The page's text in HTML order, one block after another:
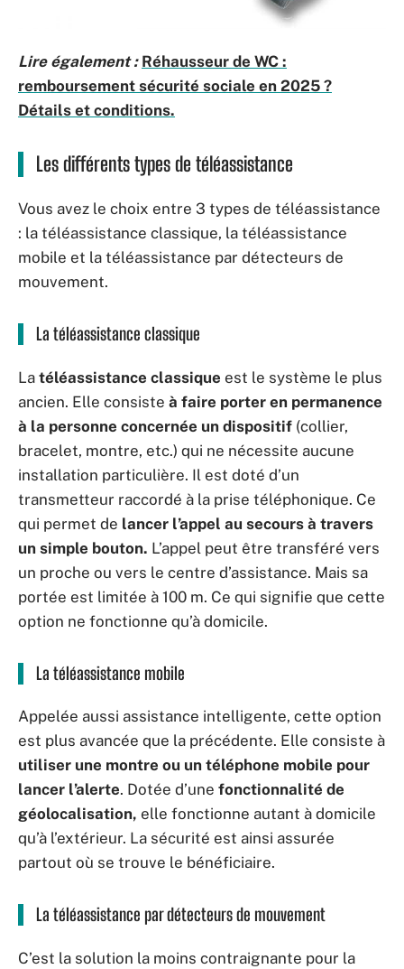
Lire également : Réhausseur de WC :
remboursement sécurité sociale en 2025 ?
Détails et conditions.
Les différents types de téléassistance
Vous avez le choix entre 3 types de téléassistance
: la téléassistance classique, la téléassistance
mobile et la téléassistance par détecteurs de
mouvement.
La téléassistance classique
La téléassistance classique est le système le plus
ancien. Elle consiste à faire porter en permanence
à la personne concernée un dispositif (collier,
bracelet, montre, etc.) qui ne nécessite aucune
installation particulière. Il est doté d’un
transmetteur raccordé à la prise téléphonique. Ce
qui permet de lancer l’appel au secours à travers
un simple bouton. L’appel peut être transféré vers
un proche ou vers le centre d’assistance. Mais sa
portée est limitée à 100 m. Ce qui signifie que cette
option ne fonctionne qu’à domicile.
La téléassistance mobile
Appelée aussi assistance intelligente, cette option
est plus avancée que la précédente. Elle consiste à
utiliser une montre ou un téléphone mobile pour
lancer l’alerte. Dotée d’une fonctionnalité de
géolocalisation, elle fonctionne autant à domicile
qu’à l’extérieur. La sécurité est ainsi assurée
partout où se trouve le bénéficiaire.
La téléassistance par détecteurs de mouvement
C’est la solution la moins contraignante pour la